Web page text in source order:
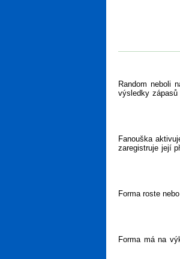
Random neboli
výsledky
Fanouška
zaregistruje její
Forma roste
Forma má na